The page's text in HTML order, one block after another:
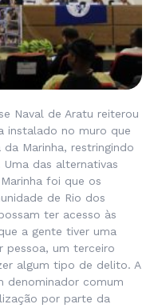
Naval de Aratu reiterou
instalado no muro que
Marinha, restringindo
das alternativas
foi que os
de Rio dos
ter acesso às
a gente tiver uma
pessoa, um terceiro
algum tipo de delito. A
denominador comum
por parte da